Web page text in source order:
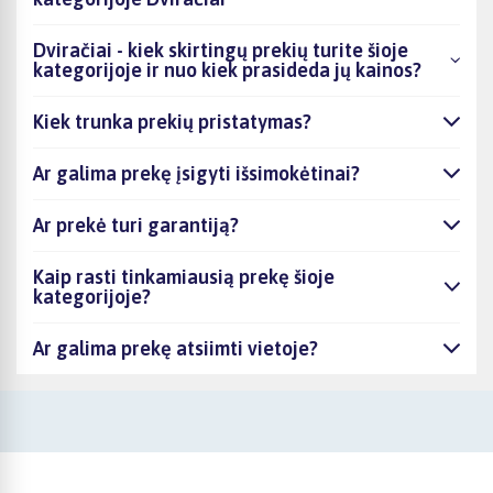
Dviračiai - kiek skirtingų prekių turite šioje
kategorijoje ir nuo kiek prasideda jų kainos?
Kiek trunka prekių pristatymas?
Ar galima prekę įsigyti išsimokėtinai?
Ar prekė turi garantiją?
Kaip rasti tinkamiausią prekę šioje
kategorijoje?
Ar galima prekę atsiimti vietoje?